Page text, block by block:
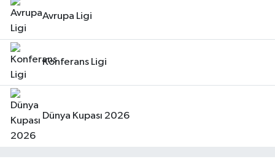
Avrupa Ligi
Konferans Ligi
Dünya Kupası 2026